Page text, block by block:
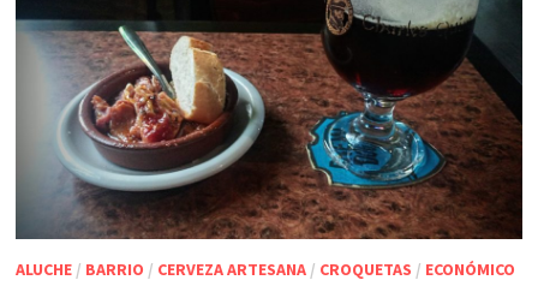
ALUCHE/ BARRIO / CERVEZA ARTESANA/ CROQUETAS / ECONÓMICO